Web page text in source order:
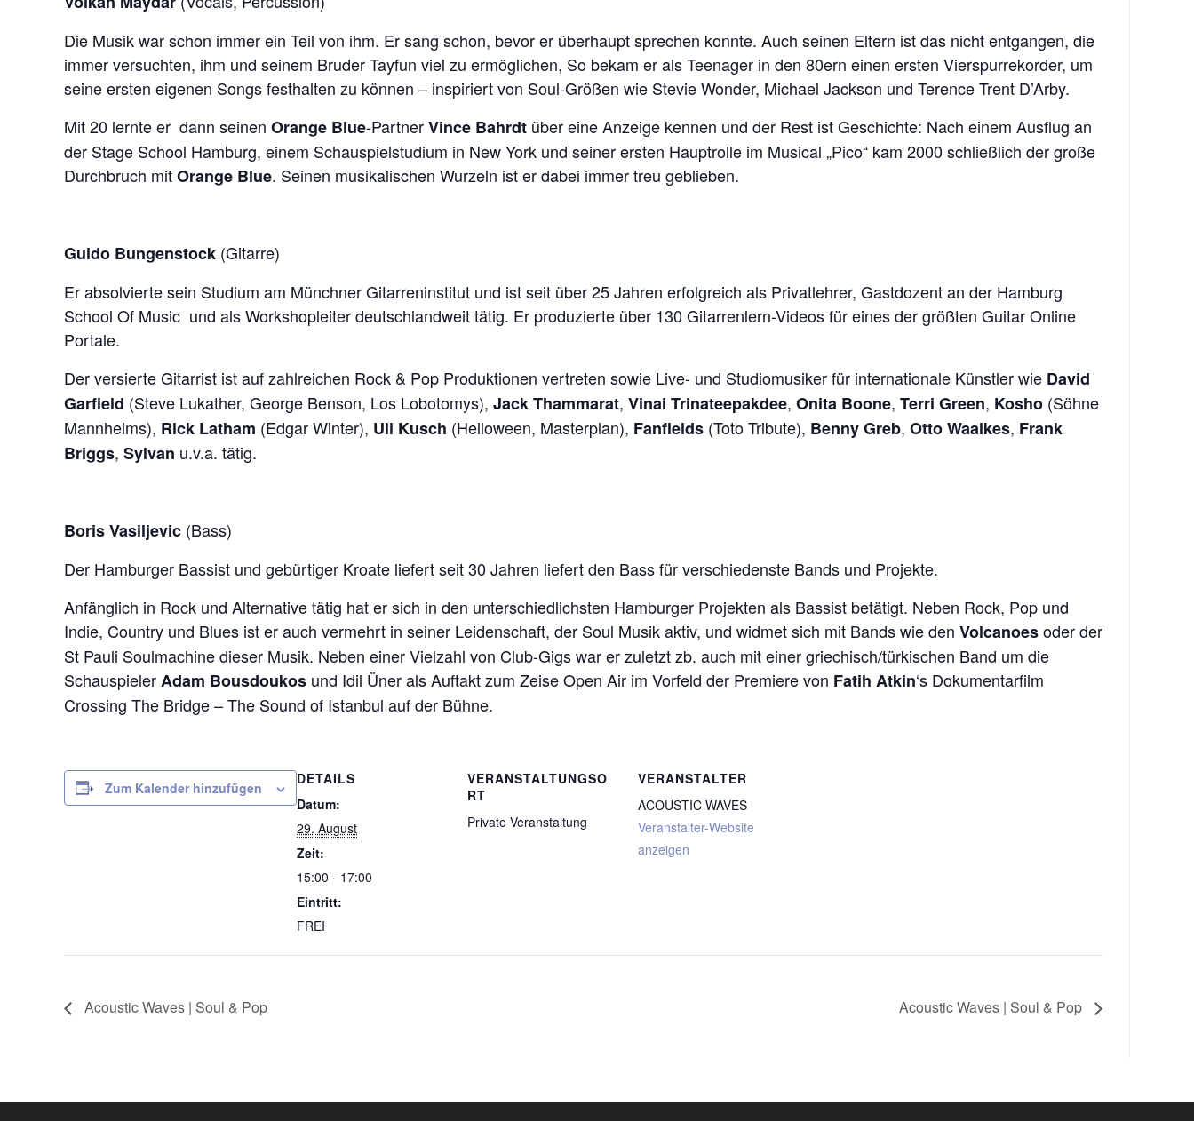
Die Musik war schon immer ein Teil von ihm. Er sang schon, bevor er überhaupt sprechen konnte. Auch seinen Eltern ist das nicht entgangen, die
immer versuchten, ihm und seinem Bruder Tayfun viel zu ermöglichen, So bekam er als Teenager in den 80ern einen ersten Vierspurrekorder, um
seine ersten eigenen Songs festhalten zu können – inspiriert von Soul-Größen wie Stevie Wonder, Michael Jackson und Terence Trent D’Arby.
Mit 20 lernte er dann seinen Orange Blue-PartnerVince Bahrdt über eine Anzeige kennen und der Rest ist Geschichte: Nach einem Ausflug an
der Stage School Hamburg, einem Schauspielstudium in New York und seiner ersten Hauptrolle im Musical „Pico“ kam 2000 schließlich der große
Durchbruch mitOrange Blue. Seinen musikalischen Wurzeln ist er dabei immer treu geblieben.
Guido Bungenstock (Gitarre)
Er absolvierte sein Studium am Münchner Gitarreninstitut und ist seit über 25 Jahren erfolgreich als Privatlehrer, Gastdozent an der Hamburg
School Of Music und als Workshopleiter deutschlandweit tätig. Er produzierte über 130 Gitarrenlern-Videos für eines der größten Guitar Online
Portale.
Der versierte Gitarrist ist auf zahlreichen Rock & Pop Produktionen vertreten sowie Live- und Studiomusiker für internationale Künstler wie David
Garfield (Steve Lukather, George Benson, Los Lobotomys), Jack Thammarat, Vinai Trinateepakdee, Onita Boone, Terri Green, Kosho (Söhne
Mannheims), Rick Latham (Edgar Winter), Uli Kusch (Helloween, Masterplan), Fanfields (Toto Tribute), Benny Greb, Otto Waalkes, Frank
Briggs, Sylvan u.v.a. tätig.
Boris Vasiljevic (Bass)
Der Hamburger Bassist und gebürtiger Kroate liefert seit 30 Jahren liefert den Bass für verschiedenste Bands und Projekte.
Anfänglich in Rock und Alternative tätig hat er sich in den unterschiedlichsten Hamburger Projekten als Bassist betätigt. Neben Rock, Pop und
Indie, Country und Blues ist er auch vermehrt in seiner Leidenschaft, der Soul Musik aktiv, und widmet sich mit Bands wie den Volcanoesoder der
St Pauli Soulmachine dieser Musik. Neben einer Vielzahl von Club-Gigs war er zuletzt zb. auch mit einer griechisch/türkischen Band um die
SchauspielerAdam Bousdoukos und Idil Üner als Auftakt zum Zeise Open Air im Vorfeld der Premiere von Fatih Atkin‘s Dokumentarfilm
Crossing The Bridge – The Sound of Istanbul auf der Bühne.
Zum Kalender hinzufügen
DETAILS
Datum:
29. August
Zeit:
15:00 - 17:00
Eintritt:
FREI
VERANSTALTUNGSO
RT
Private Veranstaltung
VERANSTALTER
ACOUSTIC WAVES
Veranstalter-Website
anzeigen
Acoustic Waves | Soul & Pop Acoustic Waves | Soul & Pop